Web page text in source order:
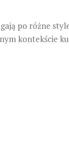
po różne
kontekście